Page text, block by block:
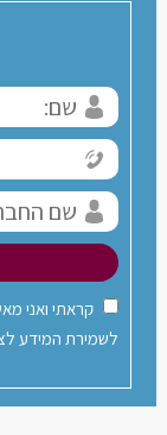
קראתי ואני
לשמירת המידע